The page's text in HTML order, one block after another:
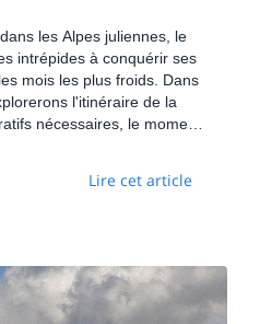
les Alpes juliennes, le
intrépides à conquérir ses
mois les plus froids. Dans
l'itinéraire de la
nécessaires, le moment
Lire cet article